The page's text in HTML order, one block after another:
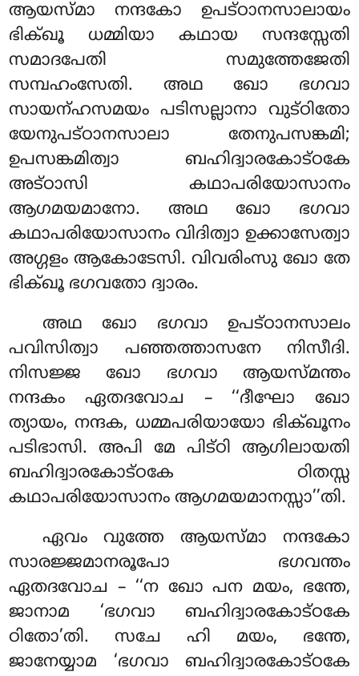
ആയസ്മാ നന്ദകോ ഉപട്ഠാനസാലായം
ഭിക്ഖൂ ധമ്മിയാ കഥായ സന്ദസ്സേതി
സമാദപേതി സമുത്തേജേതി
സമ്പഹംസേതി. അഥ ഖോ ഭഗവാ
സായന്ഹസമയം പടിസല്ലാനാ വുട്ഠിതോ
യേനുപട്ഠാനസാലാ തേനുപസങ്കമി;
ഉപസങ്കമിത്വാ ബഹിദ്വാരകോട്ഠകേ
അട്ഠാസി കഥാപരിയോസാനം
ആഗമയമാനോ. അഥ ഖോ ഭഗവാ
കഥാപരിയോസാനം വിദിത്വാ ഉക്കാസേത്വാ
അഗ്ഗളംആകോടേസി. വിവരിംസു ഖോ തേ
ഭിക്ഖൂ ഭഗവതോ ദ്വാരം.
അഥഖോ ഭഗവാ ഉപട്ഠാനസാലം
പവിസിത്വാ പഞ്ഞത്താസനേ നിസീദി.
നിസജ്ജ ഖോ ഭഗവാ ആയസ്മന്തം
നന്ദകം ഏതദവോച – ‘‘ദീഘോ ഖോ
ത്യായം, നന്ദക, ധമ്മപരിയായോ ഭിക്ഖൂനം
പടിഭാസി. അപി മേ പിട്ഠി ആഗിലായതി
ബഹിദ്വാരകോട്ഠകേ ഠിതസ്സ
കഥാപരിയോസാനം ആഗമയമാനസ്സാ’’തി.
ഏവം വുത്തേ ആയസ്മാ നന്ദകോ
സാരജ്ജമാനരൂപോ ഭഗവന്തം
ഏതദവോച – ‘‘ന ഖോ പന മയം, ഭന്തേ,
ജാനാമ ‘ഭഗവാ ബഹിദ്വാരകോട്ഠകേ
ഠിതോ’തി. സചേ ഹി മയം, ഭന്തേ,
ജാനേയ്യാമ ‘ഭഗവാ ബഹിദ്വാരകോട്ഠകേ